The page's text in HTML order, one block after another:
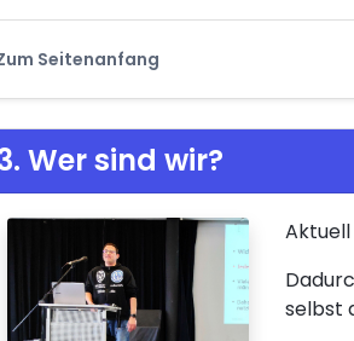
Seitenanfang
Wer sind wir?
Aktuell
selbst